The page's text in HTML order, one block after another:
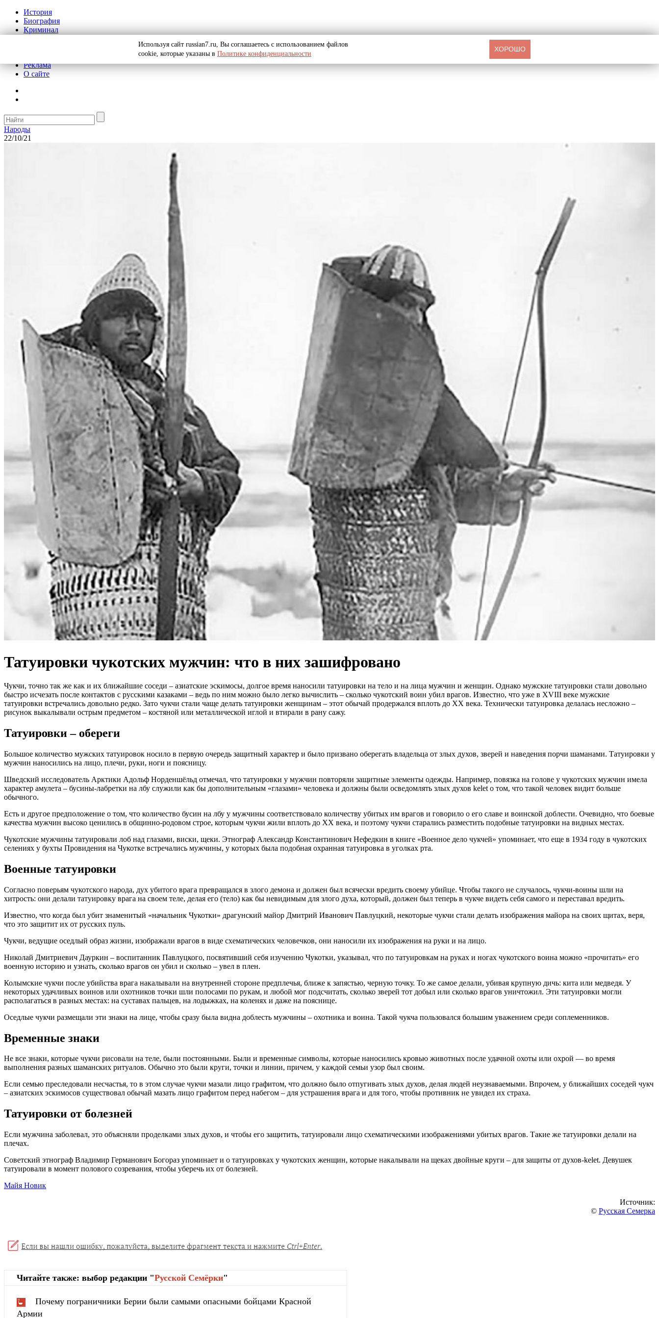
История
Биография
Криминал
Реклама
О сайте
Народы
22/10/21
Татуировки чукотских мужчин: что в них зашифровано
Чукчи, точно так же как и их ближайшие соседи – азиатские эскимосы, долгое время наносили татуировки на тело и на лица мужчин и женщин. Однако мужские татуировки стали довольно
быстро исчезать после контактов с русскими казаками – ведь по ним можно было легко вычислить – сколько чукотский воин убил врагов. Известно, что уже в XVIII веке мужские
татуировки встречались довольно редко. Зато чукчи стали чаще делать татуировки женщинам – этот обычай продержался вплоть до XX века. Технически татуировка делалась несложно –
рисунок выкалывали острым предметом – костяной или металлической иглой и втирали в рану сажу.
Татуировки – обереги
Большое количество мужских татуировок носило в первую очередь защитный характер и было призвано оберегать владельца от злых духов, зверей и наведения порчи шаманами. Татуировки у
мужчин наносились на лицо, плечи, руки, ноги и поясницу.
Шведский исследователь Арктики Адольф Норденшёльд отмечал, что татуировки у мужчин повторяли защитные элементы одежды. Например, повязка на голове у чукотских мужчин имела
характер амулета – бусины-лабретки на лбу служили как бы дополнительным «глазами» человека и должны были осведомлять злых духов kelet о том, что такой человек видит больше
обычного.
Есть и другое предположение о том, что количество бусин на лбу у мужчины соответствовало количеству убитых им врагов и говорило о его славе и воинской доблести. Очевидно, что боевые
качества мужчин высоко ценились в общинно-родовом строе, которым чукчи жили вплоть до XX века, и поэтому чукчи старались разместить подобные татуировки на видных местах.
Чукотские мужчины татуировали лоб над глазами, виски, щеки. Этнограф Александр Константинович Нефедкин в книге «Военное дело чукчей» упоминает, что еще в 1934 году в чукотских
селениях у бухты Провидения на Чукотке встречались мужчины, у которых была подобная охранная татуировка в уголках рта.
Военные татуировки
Согласно поверьям чукотского народа, дух убитого врага превращался в злого демона и должен был всячески вредить своему убийце. Чтобы такого не случалось, чукчи-воины шли на
хитрость: они делали татуировку врага на своем теле, делая его (тело) как бы невидимым для злого духа, который, должен был теперь в чукче видеть себя самого и переставал вредить.
Известно, что когда был убит знаменитый «начальник Чукотки» драгунский майор Дмитрий Иванович Павлуцкий, некоторые чукчи стали делать изображения майора на своих щитах, веря,
что это защитит их от русских пуль.
Чукчи, ведущие оседлый образ жизни, изображали врагов в виде схематических человечков, они наносили их изображения на руки и на лицо.
Николай Дмитриевич Дауркин – воспитанник Павлуцкого, посвятивший себя изучению Чукотки, указывал, что по татуировкам на руках и ногах чукотского воина можно «прочитать» его
военную историю и узнать, сколько врагов он убил и сколько – увел в плен.
Колымские чукчи после убийства врага накалывали на внутренней стороне предплечья, ближе к запястью, черную точку. То же самое делали, убивая крупную дичь: кита или медведя. У
некоторых удачливых воинов или охотников точки шли полосами по рукам, и любой мог подсчитать, сколько зверей тот добыл или сколько врагов уничтожил. Эти татуировки могли
располагаться в разных местах: на суставах пальцев, на лодыжках, на коленях и даже на пояснице.
Оседлые чукчи размещали эти знаки на лице, чтобы сразу была видна доблесть мужчины – охотника и воина. Такой чукча пользовался большим уважением среди соплеменников.
Временные знаки
Не все знаки, которые чукчи рисовали на теле, были постоянными. Были и временные символы, которые наносились кровью животных после удачной охоты или охрой — во время
выполнения разных шаманских ритуалов. Обычно это были круги, точки и линии, причем, у каждой семьи узор был своим.
Если семью преследовали несчастья, то в этом случае чукчи мазали лицо графитом, что должно было отпугивать злых духов, делая людей неузнаваемыми. Впрочем, у ближайших соседей чукч
– азиатских эскимосов существовал обычай мазать лицо графитом перед набегом – для устрашения врага и для того, чтобы противник не увидел их страха.
Татуировки от болезней
Если мужчина заболевал, это объясняли проделками злых духов, и чтобы его защитить, татуировали лицо схематическими изображениями убитых врагов. Такие же татуировки делали на
плечах.
Советский этнограф Владимир Германович Богораз упоминает и о татуировках у чукотских женщин, которые накалывали на щеках двойные круги – для защиты от духов-kelet. Девушек
татуировали в момент полового созревания, чтобы уберечь их от болезней.
Майя Новик
Источник:
© Русская Семерка
Читайте также: выбор редакции "Русской Cемёрки"
Почему пограничники Берии были самыми опасными бойцами Красной
Армии
Используя сайт russian7.ru, Вы соглашаетесь с использованием файлов
cookie, которые указаны в Политике конфиденциальности
ХОРОШО